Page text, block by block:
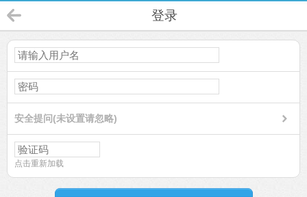
登录
安全提问(未设置请忽略)
点击重新加载